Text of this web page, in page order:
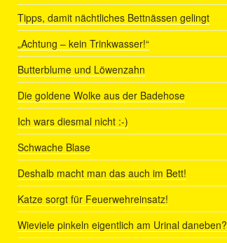
Tipps, damit nächtliches Bettnässen gelingt
„Achtung – kein Trinkwasser!“
Butterblume und Löwenzahn
Die goldene Wolke aus der Badehose
Ich wars diesmal nicht :-)
Schwache Blase
Deshalb macht man das auch im Bett!
Katze sorgt für Feuerwehreinsatz!
Wieviele pinkeln eigentlich am Urinal daneben?